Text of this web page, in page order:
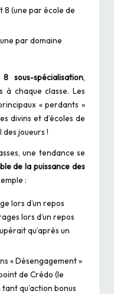
8 (une par école de
par domaine
sous-spécialisation,
chaque classe. Les
« perdants »
divins et d’écoles de
joueurs !
une tendance se
de la puissance des
:
lors d’un repos
lors d’un repos
qu’après un
« Désengagement »
de Crédo (le
qu’action bonus